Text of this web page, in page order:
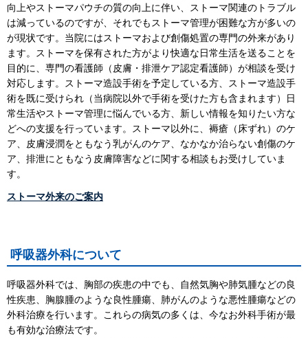
向上やストーマパウチの質の向上に伴い、ストーマ関連のトラブル
は減っているのですが、それでもストーマ管理が困難な方が多いの
が現状です。当院にはストーマおよび創傷処置の専門の外来があり
ます。ストーマを保有された方がより快適な日常生活を送ることを
目的に、専門の看護師（皮膚・排泄ケア認定看護師）が相談を受け
対応します。ストーマ造設手術を予定している方、ストーマ造設手
術を既に受けられ（当病院以外で手術を受けた方も含まれます）日
常生活やストーマ管理に悩んでいる方、新しい情報を知りたい方な
どへの支援を行っています。ストーマ以外に、褥瘡（床ずれ）のケ
ア、皮膚浸潤をともなう乳がんのケア、なかなか治らない創傷のケ
ア、排泄にともなう皮膚障害などに関する相談もお受けしていま
す。
ストーマ外来のご案内
呼吸器外科について
呼吸器外科では、胸部の疾患の中でも、自然気胸や肺気腫などの良
性疾患、胸腺腫のような良性腫瘍、肺がんのような悪性腫瘍などの
外科治療を行います。これらの病気の多くは、今なお外科手術が最
も有効な治療法です。